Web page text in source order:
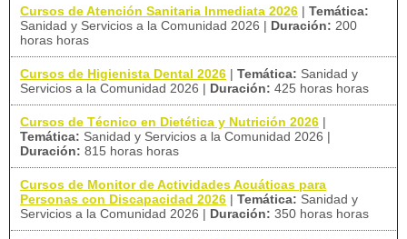
Cursos de Atención Sanitaria Inmediata 2026 | Temática:
Sanidad y Servicios a la Comunidad 2026 | Duración: 200
horas horas
Cursos de Higienista Dental 2026 | Temática: Sanidad y
Servicios a la Comunidad 2026 | Duración: 425 horas horas
Cursos de Técnico en Dietética y Nutrición 2026 |
Temática: Sanidad y Servicios a la Comunidad 2026 |
Duración: 815 horas horas
Cursos de Monitor de Actividades Acuáticas para
Personas con Discapacidad 2026 | Temática: Sanidad y
Servicios a la Comunidad 2026 | Duración: 350 horas horas